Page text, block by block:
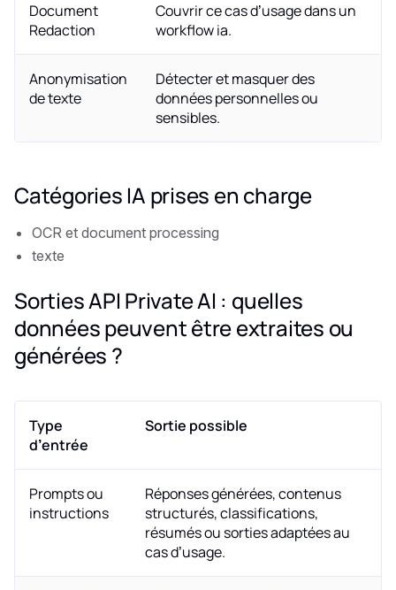
Document
Redaction
Couvrir ce cas d’usage dans un
workflow ia.
Anonymisation
de texte
Détecter et masquer des
données personnelles ou
sensibles.
Catégories IA prises en charge
OCR et document processing
texte
Sorties API Private AI : quelles
données peuvent être extraites ou
générées ?
Type
d’entrée
Sortie possible
Prompts ou
instructions
Réponses générées, contenus
structurés, classifications,
résumés ou sorties adaptées au
cas d’usage.